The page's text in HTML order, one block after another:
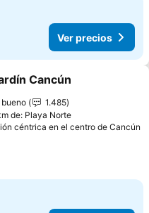
Ver precios
a favoritos
Cancún
1.485
de: Playa Norte
céntrica en el centro de Cancún